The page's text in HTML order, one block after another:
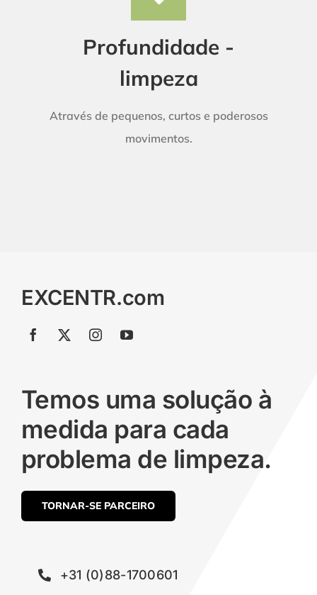
Profundidade -
limpeza
Através de pequenos, curtos e poderosos
movimentos.
EXCENTR.com
Temos uma solução à
medida para cada
problema de limpeza.
TORNAR-SE PARCEIRO
+31 (0)88-1700601